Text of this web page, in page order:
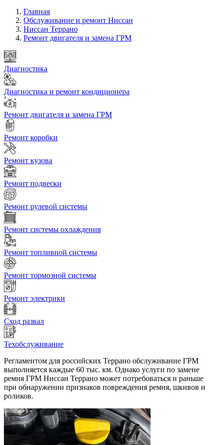
Главная
Обслуживание и ремонт Ниссан
Ниссан Террано
Ремонт двигателя и замена ГРМ
Диагностика
Диагностика и ремонт кондиционера
Ремонт двигателя и замена ГРМ
Ремонт коробки
Ремонт кузова
Ремонт подвески
Ремонт рулевой системы
Ремонт системы охлаждения
Ремонт топливной системы
Ремонт тормозной системы
Ремонт электрики
Сход развал
Техобслуживание
Регламентом для российских Террано обслуживание ГРМ
выполняется каждые 60 тыс. км. Однако услуги по замене
ремня ГРМ Ниссан Террано может потребоваться и раньше
при обнаружении признаков повреждения ремня, шкивов и
роликов.